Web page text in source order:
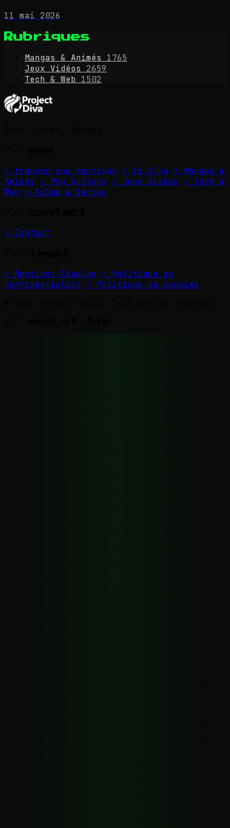
11 mai 2026
Rubriques
Mangas & Animés
1765
Jeux Vidéos
2659
Tech & Web 1502
> trouver une boutique > le blog > Mangas &
Animés
> Pop Culture > Jeux Vidéos
> Tech &
Web > Films & Séries
> Contact
> Mentions légales
> Politique de
confidentialité > Politique de cookies